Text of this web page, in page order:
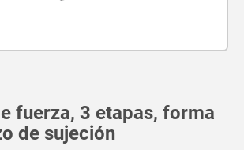
fuerza, 3 etapas, forma
de sujeción